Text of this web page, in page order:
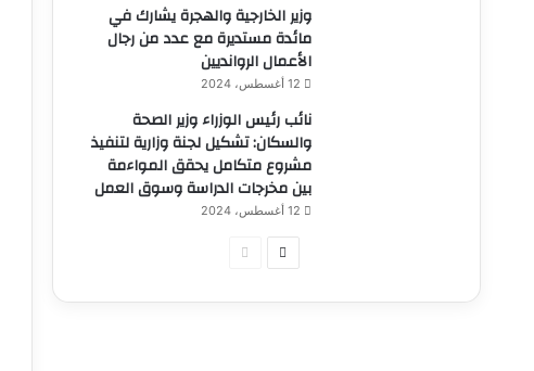
وزير الخارجية والهجرة يشارك في
مائدة مستديرة مع عدد من رجال
الأعمال الروانديين
12 أغسطس، 2024
نائب رئيس الوزراء وزير الصحة
والسكان: تشكيل لجنة وزارية لتنفيذ
مشروع متكامل يحقق المواءمة
بين مخرجات الدراسة وسوق العمل
12 أغسطس، 2024
الصفحةالصفحة